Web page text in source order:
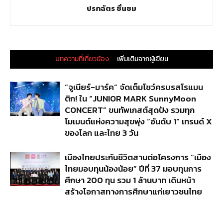
ปรกฉัตร ชื่นชม
บทความที่เกี่ยวข้อง เพิ่มเติมจากผู้เขียน
“จูเนียร์-มาร์ค” จัดเต็มโชว์ครบรสโรแมน
ติก! ใน “JUNIOR MARK SunnyMoon
CONCERT” ขนทัพเกสต์สุดปัง รวมทุก
โมเมนต์แห่งความสุขพุ่ง “อันดับ 1” เทรนด์ X
ของโลก และไทย 3 วัน
เมืองไทยประกันชีวิตสานต่อโครงการ “เมือง
ไทยมอบทุนน้องน้อย” ปีที่ 37 มอบทุนการ
ศึกษา 200 ทุน รวม 1 ล้านบาท เดินหน้า
สร้างโอกาสทางการศึกษาแก่เยาวชนไทย